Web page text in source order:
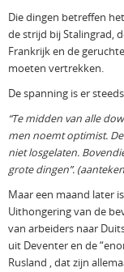
Die dingen betreffen
de strijd bij Stalingrad,
Frankrijk en de
moeten vertrekken.
De spanning is er
“Te midden van alle
men noemt optimist.
niet losgelaten.
grote dingen”.
Maar een maand later
Uithongering van de
van arbeiders naar
uit Deventer en de
Rusland , dat zijn